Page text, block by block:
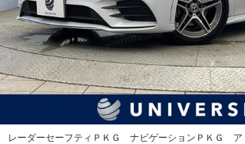
レーダーセーフティＰＫＧ ナビゲーションＰＫＧ ア